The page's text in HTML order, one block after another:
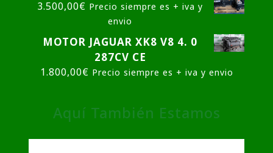
3.500,00€ Precio siempre es + iva y
envio
MOTOR JAGUAR XK8 V8 4. 0
287CV CE
1.800,00€ Precio siempre es + iva y envio
Aquí También Estamos